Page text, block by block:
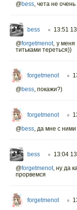
@bess, чета не
bess ○ 13:51
@forgetmenot, у меня
титьками тереться))
forgetmenot ○
@bess, покажи?)
forgetmenot ○
@bess, да мне с ними
bess ○ 13:04
@forgetmenot, ну да
прорвемся
forgetmenot ○